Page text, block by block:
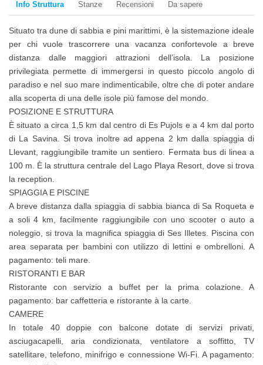
Info Struttura Stanze Recensioni Da sapere
Situato tra dune di sabbia e pini marittimi, è la sistemazione ideale
per chi vuole trascorrere una vacanza confortevole a breve
distanza dalle maggiori attrazioni dell’isola. La posizione
privilegiata permette di immergersi in questo piccolo angolo di
paradiso e nel suo mare indimenticabile, oltre che di poter andare
alla scoperta di una delle isole più famose del mondo.
POSIZIONE E STRUTTURA
È situato a circa 1,5 km dal centro di Es Pujols e a 4 km dal porto
di La Savina. Si trova inoltre ad appena 2 km dalla spiaggia di
Llevant, raggiungibile tramite un sentiero. Fermata bus di linea a
100 m. È la struttura centrale del Lago Playa Resort, dove si trova
la reception.
SPIAGGIA E PISCINE
A breve distanza dalla spiaggia di sabbia bianca di Sa Roqueta e
a soli 4 km, facilmente raggiungibile con uno scooter o auto a
noleggio, si trova la magnifica spiaggia di Ses Illetes. Piscina con
area separata per bambini con utilizzo di lettini e ombrelloni. A
pagamento: teli mare.
RISTORANTI E BAR
Ristorante con servizio a buffet per la prima colazione. A
pagamento: bar caffetteria e ristorante à la carte.
CAMERE
In totale 40 doppie con balcone dotate di servizi privati,
asciugacapelli, aria condizionata, ventilatore a soffitto, TV
satellitare, telefono, minifrigo e connessione Wi-Fi. A pagamento: